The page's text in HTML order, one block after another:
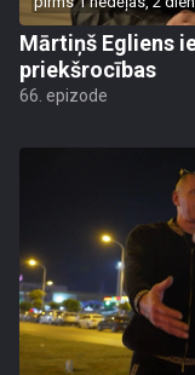
Mārtiņš Egliens
priekšrocības
66. epizode